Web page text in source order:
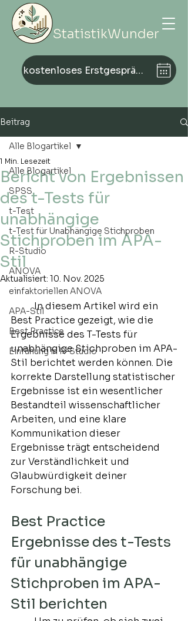
StatistikWunder
kostenloses Erstgespräch vereinbaren
Beitrag
Alle Blogartikel
SPSS
t-Test
t-Test für Unabhängige Stichproben
R-Studio
ANOVA
einfaktoriellen ANOVA
APA-Stil
Best Practice
Einfühung in R-Studio
Alle Blogartikel
Bericht von Ergebnissen
des t-Tests für
unabhängige
Stichproben im APA-
Stil
1 Min. Lesezeit
Aktualisiert: 10. Nov. 2025
	In diesem Artikel wird ein
Best Practice gezeigt, wie die
Ergebnisse des T-Tests für
unabhängige Stichproben im APA-
Stil berichtet werden können. Die
korrekte Darstellung statistischer
Ergebnisse ist ein wesentlicher
Bestandteil wissenschaftlicher
Arbeiten, und eine klare
Kommunikation dieser
Ergebnisse trägt entscheidend
zur Verständlichkeit und
Glaubwürdigkeit deiner
Forschung bei.
Best Practice
Ergebnisse des t-Tests
für unabhängige
Stichproben im APA-
Stil berichten